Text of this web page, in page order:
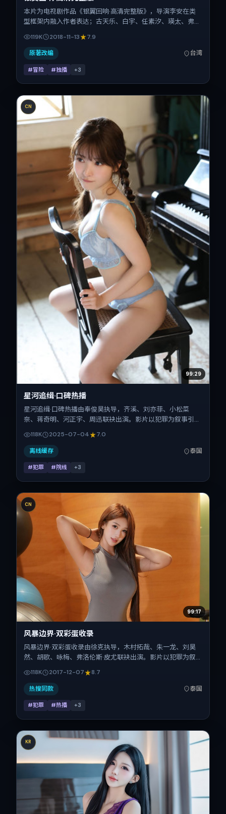
本片为电视剧作品《银翼回响·高清完整版》，导演李安在类
型框架内融入作者表达；古天乐、白宇、任素汐、瑛太、弗洛
险，主拍摄地与出品背景为中国台湾。上映时间 2018年11月13
日（公映登记日 2018-11-13），全片170分钟，节奏张弛有
119K 2018-11-13 7.9
原著改编 台湾
#冒险 #独播 +3
CN
99:29
星河追缉·口碑热播
星河追缉·口碑热播由奉俊昊执导，齐溪、刘亦菲、小松菜
奈、蒋奇明、河正宇、周迅联袂出演。影片以犯罪为叙事引
与反转。2025年7月4日于泰国首映（暑期档），片长134分
钟，适合喜欢强情节与细腻表演的观众。
118K 2025-07-04 7.0
离线缓存 泰国
#犯罪 #院线 +3
CN
99:17
风暴边界·双彩蛋收录
风暴边界·双彩蛋收录由徐克执导，木村拓哉、朱一龙、刘昊
然、胡歌、咏梅、弗洛伦斯·皮尤联袂出演。影片以犯罪为叙
抉择与反转。2017年12月7日于泰国首映（贺岁档前后），片
长129分钟，适合喜欢强情节与细腻表演的观众。
118K 2017-12-07 8.7
热搜同款 泰国
#犯罪 #热播 +3
KR